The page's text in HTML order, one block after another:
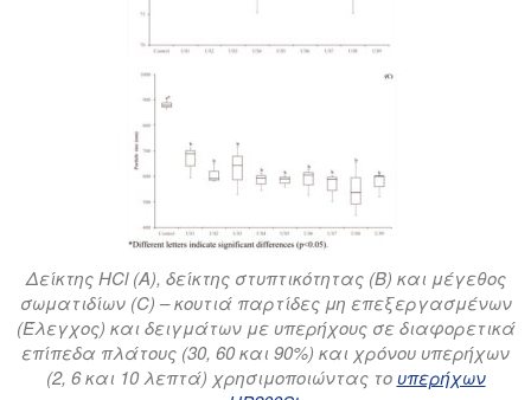
Δείκτης HCl (A), δείκτης στυπτικότητας (B) και μέγεθος
σωματιδίων (C) – κουτιά παρτίδες μη επεξεργασμένων
(Έλεγχος) και δειγμάτων με υπερήχους σε διαφορετικά
επίπεδα πλάτους (30, 60 και 90%) και χρόνου υπερήχων
(2, 6 και 10 λεπτά) χρησιμοποιώντας τουπερήχων